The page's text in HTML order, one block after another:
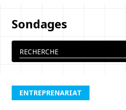
Sondages
ENTREPRENARIAT